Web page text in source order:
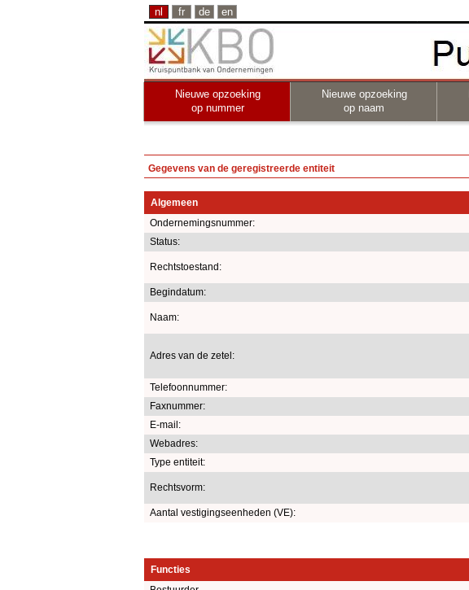
nl fr de en
Nieuwe opzoeking
op nummer
Nieuwe opzoeking
op naam
Gegevens van de geregistreerde entiteit
Algemeen
Ondernemingsnummer:
Status:
Rechtstoestand:
Begindatum:
Naam:
Adres van de zetel:
Telefoonnummer:
Faxnummer:
E-mail:
Webadres:
Type entiteit:
Rechtsvorm:
Aantal vestigingseenheden (VE):
Functies